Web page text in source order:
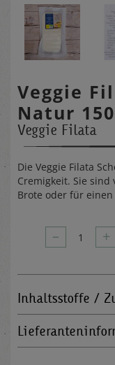
Veggie
Natur
Veggie Filata
Die Veggie Filata
Cremigkeit. Sie
Brote oder für
– 1 +
Inhaltsstoffe /